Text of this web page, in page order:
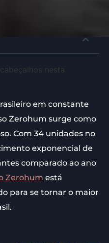
nesta
em constante
Zerohum surge como
Com 34 unidades no
exponencial de
comparado ao ano
Zerohum está
para se tornar o maior